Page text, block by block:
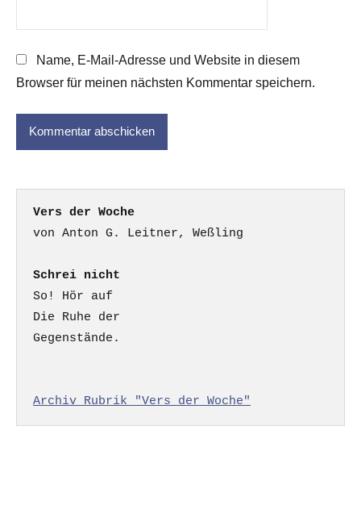
Name, E-Mail-Adresse und Website in diesem
Browser für meinen nächsten Kommentar speichern.
Vers der Woche
Schrei nicht
So! Hör auf
Die Ruhe der
Gegenstände.
Archiv Rubrik "Vers der Woche"